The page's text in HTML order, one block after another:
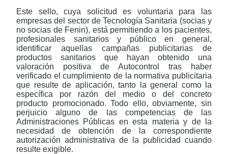
Este sello, cuya solicitud es voluntaria para las
empresas del sector de Tecnología Sanitaria (socias y
no socias de Fenin), está permitiendo a los pacientes,
profesionales sanitarios y público en general,
identificar aquellas campañas publicitarias de
productos sanitarios que hayan obtenido una
valoración positiva de Autocontrol tras haber
verificado el cumplimiento de la normativa publicitaria
que resulte de aplicación, tanto la general como la
específica por razón del medio o del concreto
producto promocionado. Todo ello, obviamente, sin
perjuicio alguno de las competencias de las
Administraciones Públicas en esta materia y de la
necesidad de obtención de la correspondiente
autorización administrativa de la publicidad cuando
resulte exigible.